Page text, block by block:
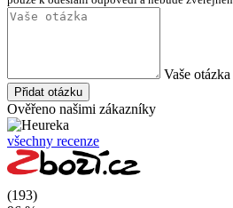
Vaše otázka
Přidat otázku
Ověřeno našimi zákazníky
všechny recenze
(193)